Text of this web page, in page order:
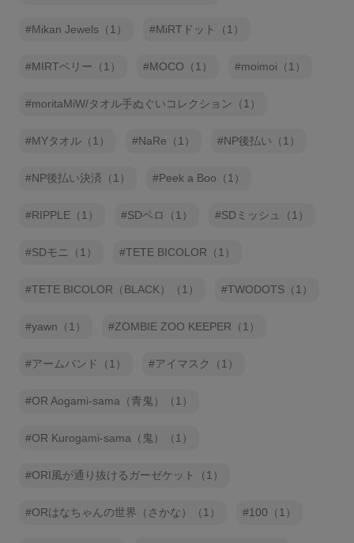
Mikan Jewels（1） MiRTドット（1）
MIRTベリー（1） MOCO（1） moimoi（1）
moritaMiW/タオル手ぬぐいコレクション（1）
MYタオル（1） NaRe（1） NP後払い（1）
NP後払い決済（1） Peek a Boo（1）
RIPPLE（1） SDペロ（1） SDミッシュ（1）
SDモニ（1） TETE BICOLOR（1）
TETE BICOLOR（BLACK）（1） TWODOTS（1）
yawn（1） ZOMBIE ZOO KEEPER（1）
アームバンド（1） アイマスク（1）
OR Aogami-sama（青鬼）（1）
OR Kurogami-sama（鬼）（1）
ORI風が通り抜けるガーゼケット（1）
ORはなちゃんの世界（さかな）（1） 100（1）